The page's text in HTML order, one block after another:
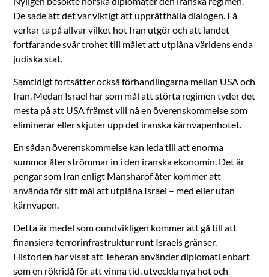
De sade att det var viktigt att upprätthålla dialogen. Få
verkar ta på allvar vilket hot Iran utgör och att landet
fortfarande svär trohet till målet att utplåna världens enda
judiska stat.
Samtidigt fortsätter också förhandlingarna mellan USA och
Iran. Medan Israel har som mål att störta regimen tyder det
mesta på att USA främst vill nå en överenskommelse som
eliminerar eller skjuter upp det iranska kärnvapenhotet.
En sådan överenskommelse kan leda till att enorma
summor åter strömmar in i den iranska ekonomin. Det är
pengar som Iran enligt Mansharof åter kommer att
använda för sitt mål att utplåna Israel – med eller utan
kärnvapen.
Detta är medel som oundvikligen kommer att gå till att
finansiera terrorinfrastruktur runt Israels gränser.
Historien har visat att Teheran använder diplomati enbart
som en rökridå för att vinna tid, utveckla nya hot och